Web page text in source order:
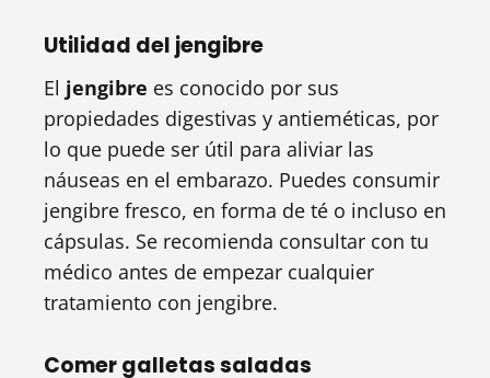
Utilidad del jengibre
El jengibre es conocido por sus
propiedades digestivas y antieméticas, por
lo que puede ser útil para aliviar las
náuseas en el embarazo. Puedes consumir
jengibre fresco, en forma de té o incluso en
cápsulas. Se recomienda consultar con tu
médico antes de empezar cualquier
tratamiento con jengibre.
Comer galletas saladas